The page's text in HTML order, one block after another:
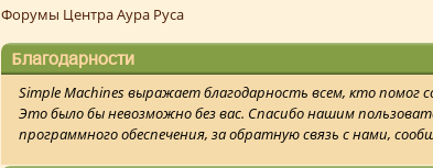
Форумы Центра Аура Руса
Благодарности
Simple Machines выражает благодарность всем, кто
Это было бы невозможно без вас. Спасибо нашим
программного обеспечения, за обратную связь с нами,